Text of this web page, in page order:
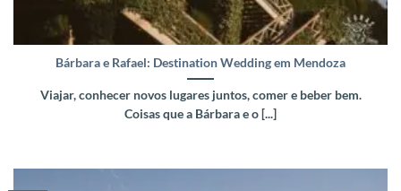
Bárbara e Rafael: Destination Wedding em Mendoza
Viajar, conhecer novos lugares juntos, comer e beber bem.
Coisas que a Bárbara e o [...]